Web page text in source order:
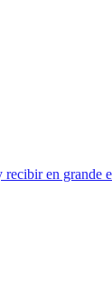
recibir en grande